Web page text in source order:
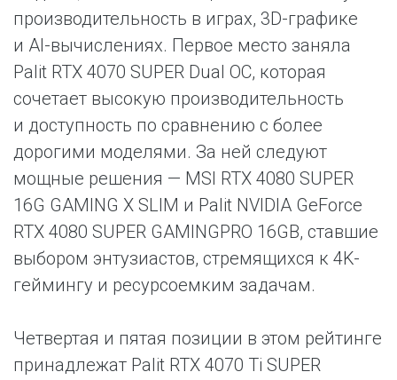
производительность в играх, 3D-графике
и AI-вычислениях. Первое место заняла
Palit RTX 4070 SUPER Dual OC, которая
сочетает высокую производительность
и доступность по сравнению с более
дорогими моделями. За ней следуют
мощные решения — MSI RTX 4080 SUPER
16G GAMING X SLIM и Palit NVIDIA GeForce
RTX 4080 SUPER GAMINGPRO 16GB, ставшие
выбором энтузиастов, стремящихся к 4K-
геймингу и ресурсоемким задачам.
Четвертая и пятая позиции в этом рейтинге
принадлежат Palit RTX 4070 Ti SUPER